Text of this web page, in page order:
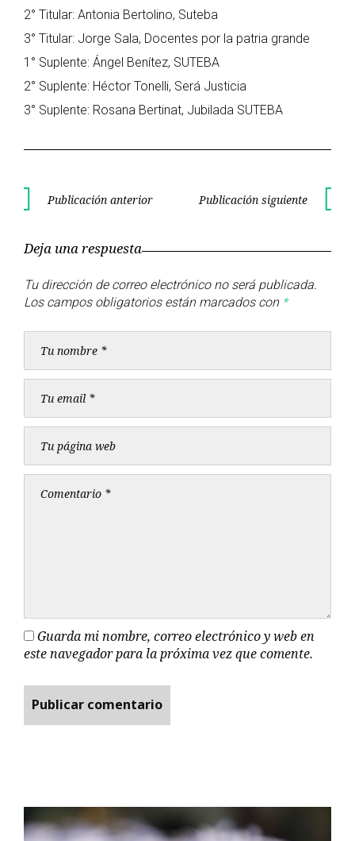
2° Titular: Antonia Bertolino, Suteba
3° Titular: Jorge Sala, Docentes por la patria grande
1° Suplente: Ángel Benítez, SUTEBA
2° Suplente: Héctor Tonelli, Será Justicia
3° Suplente: Rosana Bertinat, Jubilada SUTEBA
Navegación
entradas
Publicación anterior Publicación siguiente
Deja una respuesta
Tu dirección de correo electrónico no será publicada.
Los campos obligatorios están marcados con *
Guarda mi nombre, correo electrónico y web en
este navegador para la próxima vez que comente.